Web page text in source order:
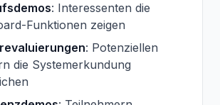
: Interessenten die
Funktionen zeigen
: Potenziellen
die Systemerkundung